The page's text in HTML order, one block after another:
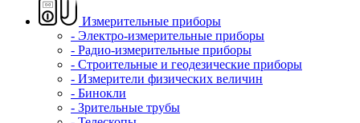
Измерительные приборы
- Электро-измерительные приборы
- Радио-измерительные приборы
- Строительные и геодезические приборы
- Измерители физических величин
- Бинокли
- Зрительные трубы